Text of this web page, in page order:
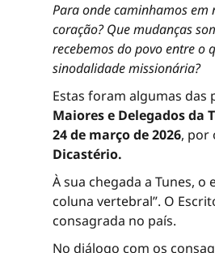
Para onde caminhamos em
coração? Que mudanças
recebemos do povo entre o
sinodalidade missionária?
Estas foram algumas das
Maiores e Delegados da
24 de março de 2026, por
Dicastério.
À sua chegada a Tunes,
coluna vertebral”. O
consagrada no país.
No diálogo com os